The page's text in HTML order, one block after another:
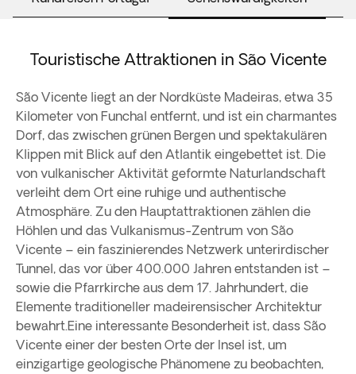
Touristische Attraktionen in São Vicente
São Vicente liegt an der Nordküste Madeiras, etwa 35
Kilometer von Funchal entfernt, und ist ein charmantes
Dorf, das zwischen grünen Bergen und spektakulären
Klippen mit Blick auf den Atlantik eingebettet ist. Die
von vulkanischer Aktivität geformte Naturlandschaft
verleiht dem Ort eine ruhige und authentische
Atmosphäre. Zu den Hauptattraktionen zählen die
Höhlen und das Vulkanismus-Zentrum von São
Vicente – ein faszinierendes Netzwerk unterirdischer
Tunnel, das vor über 400.000 Jahren entstanden ist –
sowie die Pfarrkirche aus dem 17. Jahrhundert, die
Elemente traditioneller madeirensischer Architektur
bewahrt.Eine interessante Besonderheit ist, dass São
Vicente einer der besten Orte der Insel ist, um
einzigartige geologische Phänomene zu beobachten,